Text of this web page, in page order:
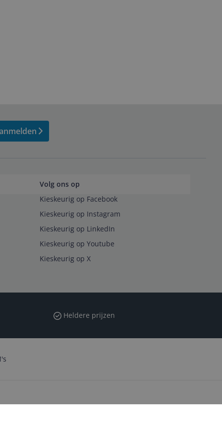
Volg ons op
Kieskeurig op Facebook
Kieskeurig op Instagram
Kieskeurig op LinkedIn
Kieskeurig op Youtube
Kieskeurig op X
Heldere prijzen